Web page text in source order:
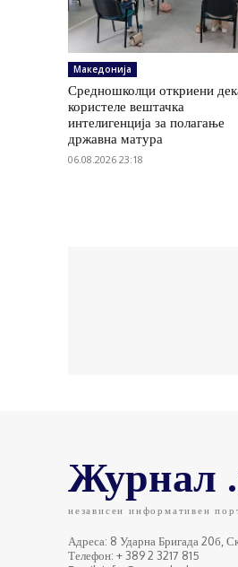
Македонија
Средношколци откриени
користеле вештачка
интелигенција за полагање
државна матура
06.08.2026 23:18
Журнал
независен информативен
Адреса: 8 Ударна Бригада 20б,
Телефон: + 389 2 3217 815